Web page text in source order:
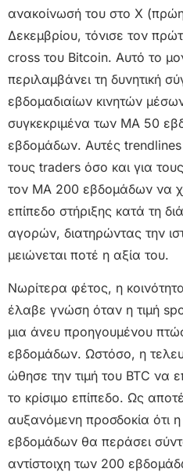
ανακοίνωσή του στο X
Δεκεμβρίου, τόνισε τον
cross του Bitcoin. Αυτό το
περιλαμβάνει τη δυνητική
εβδομαδιαίων κινητών
συγκεκριμένα των ΜΑ 50
εβδομάδων. Αυτές trendlines
τους traders όσο και για
τον ΜΑ 200 εβδομάδων να
επίπεδο στήριξης κατά τη
αγορών, διατηρώντας την
μειώνεται ποτέ η αξία του.
Νωρίτερα φέτος, η
έλαβε γνώση όταν η τιμή
μια άνευ προηγουμένου
εβδομάδων. Ωστόσο, η
ώθησε την τιμή του BTC να
το κρίσιμο επίπεδο. Ως
αυξανόμενη προσδοκία ότι
εβδομάδων θα περάσει
αντίστοιχη των 200